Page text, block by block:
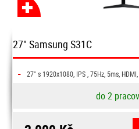
27" Samsung S31C
- 27" s 1920x1080, IPS , 75Hz, 5ms,
do 2